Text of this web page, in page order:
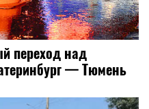
переход над
— Тюмень